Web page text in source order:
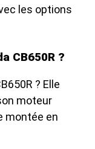
les options
CB650R ?
? Elle
moteur
montée en